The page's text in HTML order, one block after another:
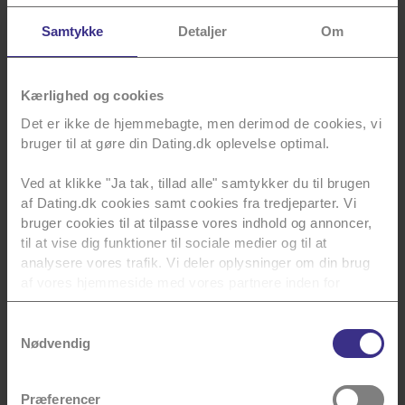
Samtykke Detaljer Om
Kærlighed og cookies
Det er ikke de hjemmebagte, men derimod de cookies, vi
bruger til at gøre din Dating.dk oplevelse optimal.
Ved at klikke "Ja tak, tillad alle" samtykker du til brugen
af Dating.dk cookies samt cookies fra tredjeparter. Vi
bruger cookies til at tilpasse vores indhold og annoncer,
til at vise dig funktioner til sociale medier og til at
analysere vores trafik. Vi deler oplysninger om din brug
sociale medier, annoncering og analyse. Vores partnere
dem, eller som de har indsamlet fra din brug af deres
Du kan se en liste over alle vores tredjeparter her.
Nødvendig
Præferencer
god indsigt at hente i dette indlæg, så jeg vil opfordre
dig til at læse det, hvad enten du er mand eller kvinde.
for at hjælpe dig
Har du spørgsmål til brevkassen eller til noget andet,
er du mere end velkommen til at skrive til mig via
hjemmesiden, hvor jeg som altid elsker at modtage